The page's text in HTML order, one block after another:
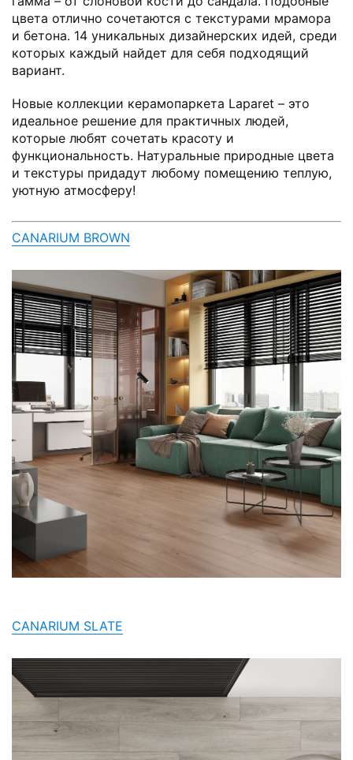
цвета отлично сочетаются с текстурами мрамора
и бетона. 14 уникальных дизайнерских идей, среди
которых каждый найдет для себя подходящий
вариант.
Новые коллекции керамопаркета Laparet – это
идеальное решение для практичных людей,
которые любят сочетать красоту и
функциональность. Натуральные природные цвета
и текстуры придадут любому помещению теплую,
уютную атмосферу!
CANARIUM BROWN
CANARIUM SLATE